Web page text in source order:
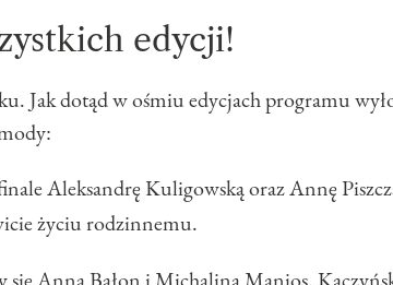
edycji!
Jak dotąd w ośmiu edycjach programu
Aleksandrę Kuligowską oraz Annę
życiu rodzinnemu.